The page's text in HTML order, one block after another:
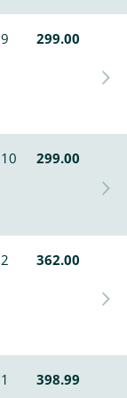
9 299.00
10
299.00
2 362.00
1 398.99